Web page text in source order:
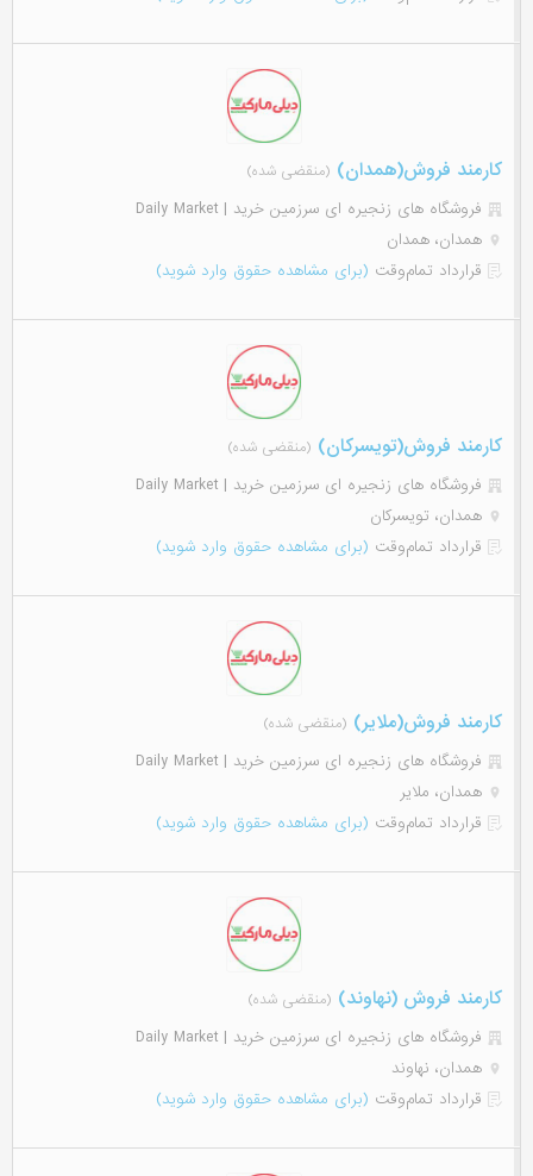
کارمند فروش(همدان) (منقضی شده)
فروشگاه های زنجیره ای سرزمین خرید | Daily Market
همدان، همدان
قرارداد تمام‌وقت (برای مشاهده حقوق وارد شوید)
کارمند فروش(تویسرکان) (منقضی شده)
فروشگاه های زنجیره ای سرزمین خرید | Daily Market
همدان، تویسرکان
قرارداد تمام‌وقت (برای مشاهده حقوق وارد شوید)
کارمند فروش(ملایر) (منقضی شده)
فروشگاه های زنجیره ای سرزمین خرید | Daily Market
همدان، ملایر
قرارداد تمام‌وقت (برای مشاهده حقوق وارد شوید)
کارمند فروش (نهاوند) (منقضی شده)
فروشگاه های زنجیره ای سرزمین خرید | Daily Market
همدان، نهاوند
قرارداد تمام‌وقت (برای مشاهده حقوق وارد شوید)